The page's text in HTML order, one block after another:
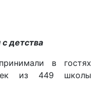
детства
в гостях
из 449 школы